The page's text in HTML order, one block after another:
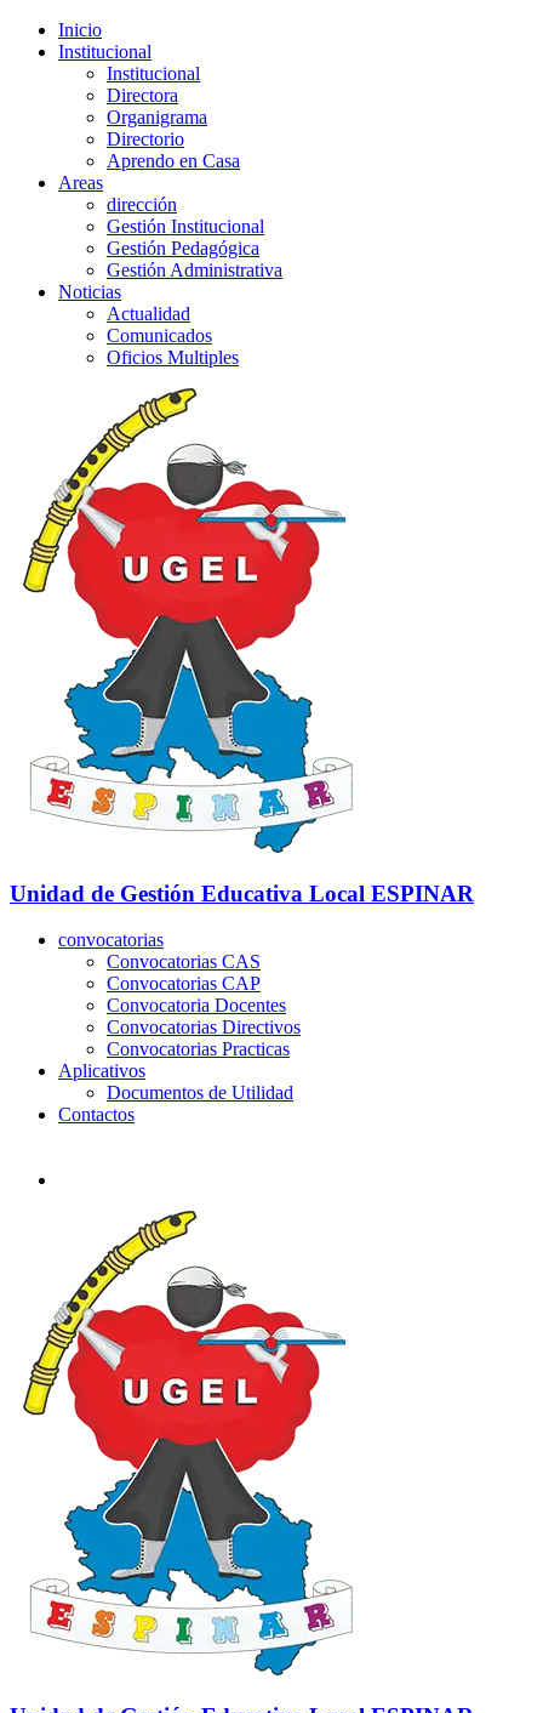
Inicio
Institucional
Institucional
Directora
Organigrama
Directorio
Aprendo en Casa
Areas
dirección
Gestión Institucional
Gestión Pedagógica
Gestión Administrativa
Noticias
Actualidad
Comunicados
Oficios Multiples
Unidad de Gestión Educativa Local ESPINAR
convocatorias
Convocatorias CAS
Convocatorias CAP
Convocatoria Docentes
Convocatorias Directivos
Convocatorias Practicas
Aplicativos
Documentos de Utilidad
Contactos